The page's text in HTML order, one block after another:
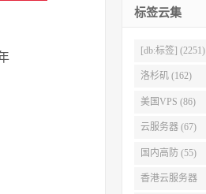
标签云集
[db:标签] (2251)
洛杉矶 (162)
美国VPS (86)
云服务器 (67)
国内高防 (55)
香港云服务器